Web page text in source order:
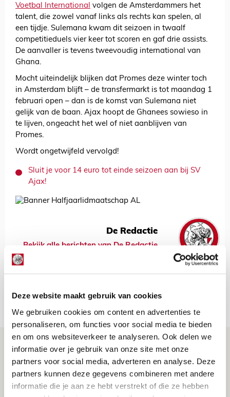
Deze website maakt gebruik van cookies
We gebruiken cookies om content en advertenties te
personaliseren, om functies voor social media te bieden
en om ons websiteverkeer te analyseren. Ook delen we
informatie over je gebruik van onze site met onze
partners voor social media, adverteren en analyse. Deze
partners kunnen deze gegevens combineren met andere
informatie die je aan ze hebt verstrekt of die ze hebben
Voetbal International volgen de Amsterdammers het
talent, die zowel vanaf links als rechts kan spelen, al
een tijdje. Sulemana kwam dit seizoen in twaalf
competitieduels vier keer tot scoren en gaf drie assists.
De aanvaller is tevens tweevoudig international van
Ghana.
Mocht uiteindelijk blijken dat Promes deze winter toch
in Amsterdam blijft – de transfermarkt is tot maandag 1
februari open – dan is de komst van Sulemana niet
gelijk van de baan. Ajax hoopt de Ghanees sowieso in
te lijven, ongeacht het wel of niet aanblijven van
Promes.
Wordt ongetwijfeld vervolgd!
Sluit je voor 14 euro tot einde seizoen aan bij SV
Ajax!
De Redactie
Bekijk alle berichten van De Redactie
Is dit de laatste wallpaper van Godts in
de Johan Cruijff Arena?
07 AUGUSTUS 2026 - 00:36
NIEUWS